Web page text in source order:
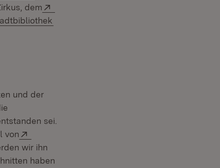
neuem Fenster)
dem
und der
sei.
von
wir ihn
haben